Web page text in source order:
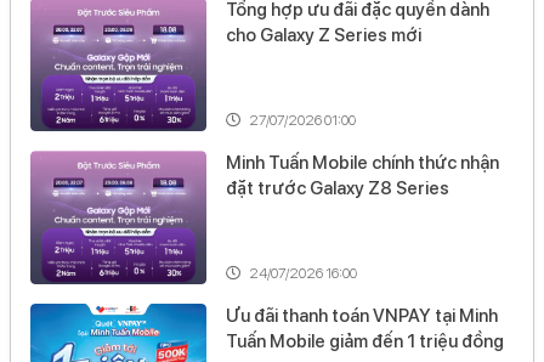
27/07/2026 01:00
Tổng hợp ưu đãi đặc quyền dành
cho Galaxy Z Series mới
24/07/2026 16:00
Minh Tuấn Mobile chính thức nhận
đặt trước Galaxy Z8 Series
Ưu đãi thanh toán VNPAY tại Minh
Tuấn Mobile giảm đến 1 triệu đồng